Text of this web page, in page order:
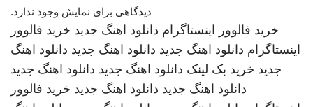
دیدگاهی برای نمایش وجود ندارد.
خرید فالوور اینستاگرام دانلود اهنگ جدید خرید فالوور
اینستاگرام دانلود اهنگ جدید دانلود اهنگ جدید دانلود اهنگ
جدید خرید بک لینک دانلود اهنگ جدید دانلود اهنگ جدید
دانلود اهنگ جدید دانلود اهنگ جدید خرید فالوور